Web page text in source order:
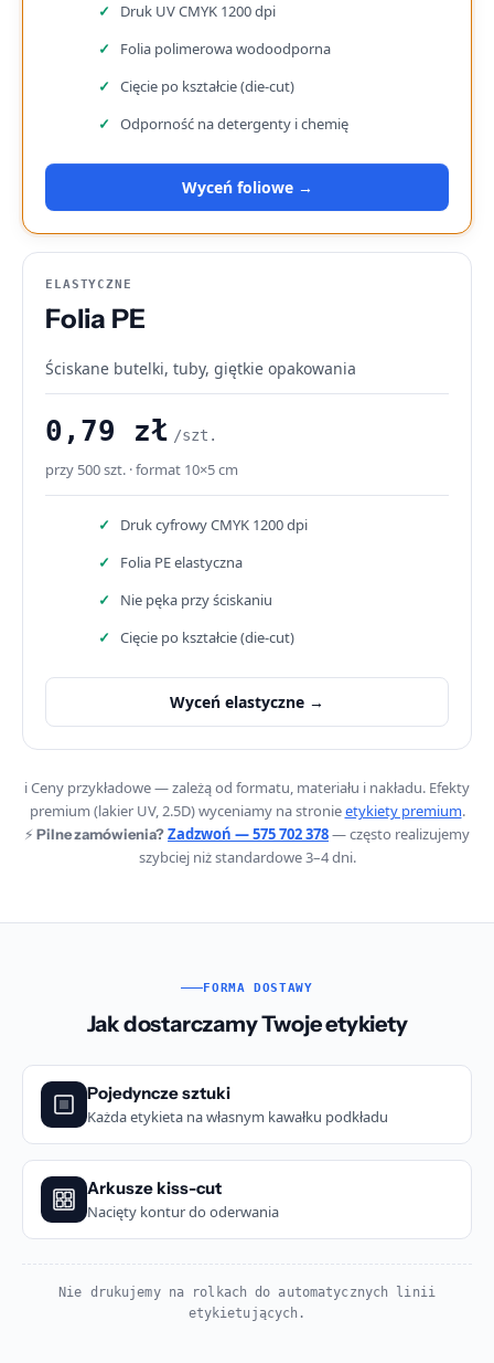
Druk UV CMYK 1200 dpi
Folia polimerowa wodoodporna
Cięcie po kształcie (die-cut)
Odporność na detergenty i chemię
Wyceń foliowe →
ELASTYCZNE
Folia PE
Ściskane butelki, tuby, giętkie opakowania
0,79 zł /szt.
przy 500 szt. · format 10×5 cm
Druk cyfrowy CMYK 1200 dpi
Folia PE elastyczna
Nie pęka przy ściskaniu
Cięcie po kształcie (die-cut)
Wyceń elastyczne →
ℹ️ Ceny przykładowe — zależą od formatu, materiału i nakładu. Efekty
premium (lakier UV, 2.5D) wyceniamy na stronieetykiety premium.
⚡ Pilne zamówienia?Zadzwoń — 575 702 378— często realizujemy
szybciej niż standardowe 3–4 dni.
FORMA DOSTAWY
Jak dostarczamy Twoje etykiety
Pojedyncze sztuki
Każda etykieta na własnym kawałku podkładu
Arkusze kiss-cut
Nacięty kontur do oderwania
Nie drukujemy na rolkach do automatycznych linii
etykietujących.